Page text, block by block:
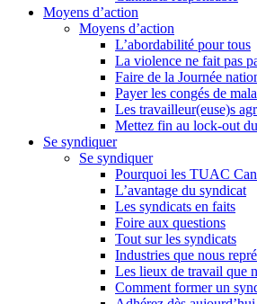
Moyens d’action
Moyens d’action
L’abordabilité pour tous
La violence ne fait pas
Faire de la Journée
Payer les congés de
Les travailleur(euse)s
Mettez fin au lock-out
Se syndiquer
Se syndiquer
Pourquoi les TUAC
L’avantage du syndicat
Les syndicats en faits
Foire aux questions
Tout sur les syndicats
Industries que nous
Les lieux de travail que
Comment former un